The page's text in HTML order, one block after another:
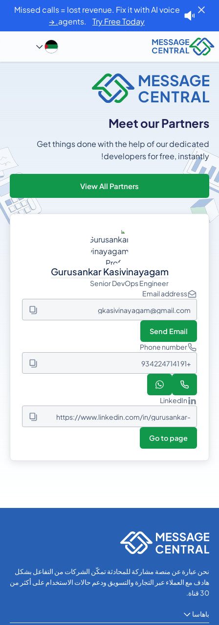
Missed calls = lost revenue. Fix it with AI voice
agents. Try Free Today. →
Meet our Partners
Get things done with the help of our dedicated
developers for free, instantly!
View All Partners
Gurusankar Kasivinayagam
Senior DevOps Engineer
Email address
gkasivinayagam@gmail.com
Send Email
Phone number
+91 9342247141
LinkedIn
https://www.linkedin.com/in/gurusankar-
kasivinayagam-104584179/
Go to page
نحن عبارة عن منصة مشاركة للمحادثة تمكّن الشركات من التفاعل بشكل
هادف مع العملاء عبر التجارة والتسويق ودعم حالات الاستخدام على أكثر من
30 قناة.
باهاسا